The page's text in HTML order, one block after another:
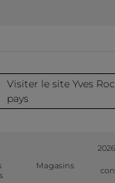
Visiter le site Yves
pays
Magasins